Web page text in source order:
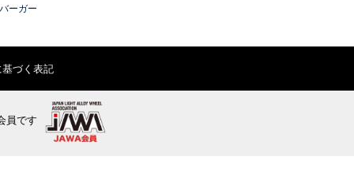
ーガー
づく表記
員です